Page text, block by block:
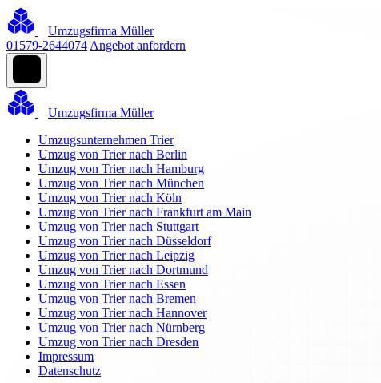
Umzugsfirma Müller
01579-2644074 Angebot anfordern
Umzugsfirma Müller
Umzugsunternehmen Trier
Umzug von Trier nach Berlin
Umzug von Trier nach Hamburg
Umzug von Trier nach München
Umzug von Trier nach Köln
Umzug von Trier nach Frankfurt am Main
Umzug von Trier nach Stuttgart
Umzug von Trier nach Düsseldorf
Umzug von Trier nach Leipzig
Umzug von Trier nach Dortmund
Umzug von Trier nach Essen
Umzug von Trier nach Bremen
Umzug von Trier nach Hannover
Umzug von Trier nach Nürnberg
Umzug von Trier nach Dresden
Impressum
Datenschutz